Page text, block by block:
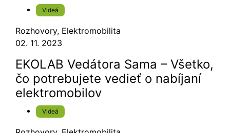
Videá
Rozhovory, Elektromobilita
02. 11. 2023
EKOLAB Vedátora Sama – Všetko,
čo potrebujete vedieť o nabíjaní
elektromobilov
Videá